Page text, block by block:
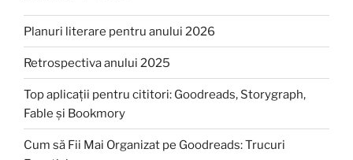
Planuri literare pentru anului 2026
Retrospectiva anului 2025
Top aplicații pentru cititori: Goodreads, Storygraph,
Fable și Bookmory
Cum să Fii Mai Organizat pe Goodreads: Trucuri